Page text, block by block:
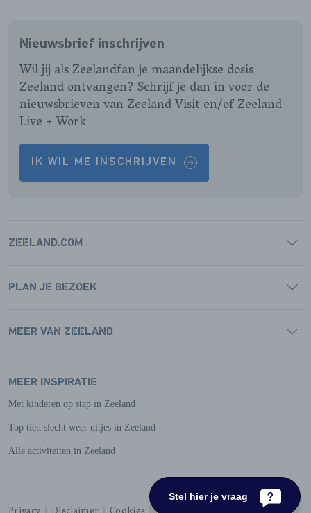
PAGINAPAGINAPAGINAPAGINA
Nieuwsbrief inschrijven
Wil jij als Zeelandfan je maandelijkse dosis
Zeeland ontvangen? Schrijf je dan in voor de
nieuwsbrieven van Zeeland Visit en/of Zeeland
Live + Work
IK WIL ME INSCHRIJVEN
ZEELAND.COM
PLAN JE BEZOEK
MEER VAN ZEELAND
MEER INSPIRATIE
Met kinderen op stap in Zeeland
Top tien slecht weer uitjes in Zeeland
Alle activiteiten in Zeeland
Stel hier je vraag